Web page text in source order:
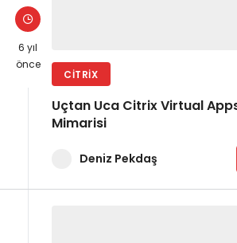
6 yıl
önce
CITRIX
Uçtan Uca Citrix Virtual
Mimarisi
Deniz Pekdaş